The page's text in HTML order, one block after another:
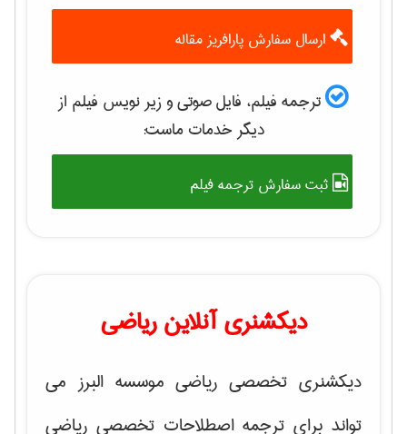
ارسال سفارش پارافریز مقاله
ترجمه فیلم، فایل صوتی و زیر نویس فیلم از
دیگر خدمات ماست:
ثبت سفارش ترجمه فیلم
دیکشنری آنلاین ریاضی
دیکشنری تخصصی ریاضی موسسه البرز می
تواند برای ترجمه اصطلاحات تخصصی ریاضی